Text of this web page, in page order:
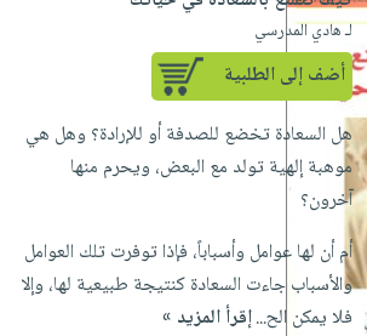
لـ هادي المدرسي
أضف إلى الطلبية
هل السعادة تخضع للصدفة أو للإرادة؟ وهل هي
موهبة إلهية تولد مع البعض، ويحرم منها
آخرون؟
أم أن لها عوامل وأسباباً، فإذا توفرت تلك العوامل
والأسباب جاءت السعادة كنتيجة طبيعية لها، وإلا
فلا يمكن الح...إقرأ المزيد »